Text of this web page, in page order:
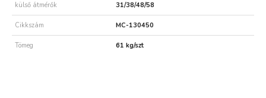
külső átmérők 31/38/48/58
Cikkszám MC-130450
Tömeg 61 kg/szt